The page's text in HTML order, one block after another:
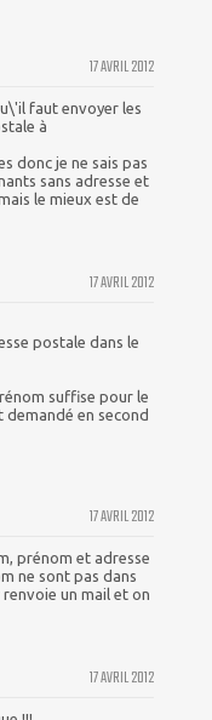
17 AVRIL 2012
faut envoyer les
à
donc je ne sais pas
sans adresse et
le mieux est de
17 AVRIL 2012
postale dans le
suffise pour le
en second
17 AVRIL 2012
prénom et adresse
ne sont pas dans
un mail et on
17 AVRIL 2012